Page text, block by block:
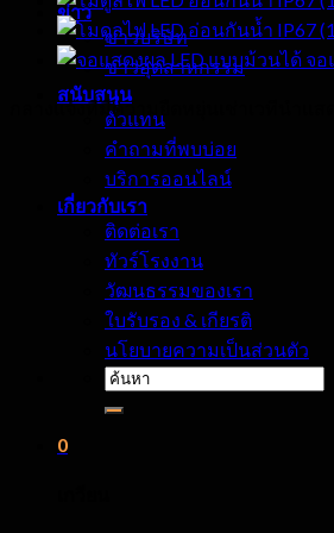
ข่าว
ข่าวบริษัท
ข่าวอุตสาหกรรม
สนับสนุน
ตัวแทน
คำถามที่พบบ่อย
บริการออนไลน์
เกี่ยวกับเรา
ติดต่อเรา
ทัวร์โรงงาน
วัฒนธรรมของเรา
ใบรับรอง & เกียรติ
นโยบายความเป็นส่วนตัว
ค้นหา:
0
จอ
กลางแจ้งที่มีความยืดหยุ่นเช่าเวทีนำแส